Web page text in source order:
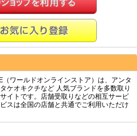
ワールドオンラインストア）は、アンタ
ケオキクチなど 人気ブランドを多数取り
イトです。店舗受取りなどの相互サービ
スは全国の店舗と共通でご利用いただけ